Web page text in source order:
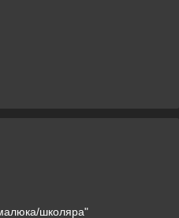
школяра"